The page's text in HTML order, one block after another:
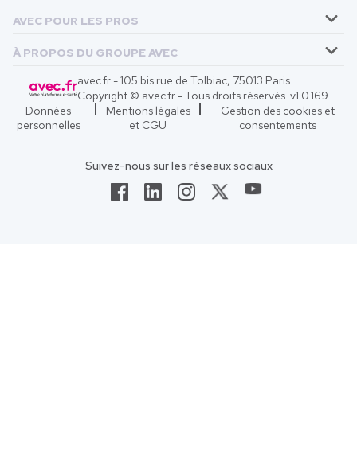
AVEC POUR LES PROS
À PROPOS DU GROUPE AVEC
avec.fr - 105 bis rue de Tolbiac, 75013 Paris
Copyright © avec.fr - Tous droits réservés. v1.0.169
Données
personnelles
Mentions légales
et CGU
Gestion des cookies et
consentements
Suivez-nous sur les réseaux sociaux